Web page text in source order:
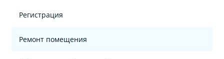
Регистрация
Ремонт помещения